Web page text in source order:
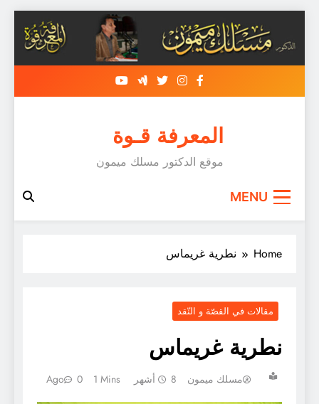
content
المعرفة قـوة
موقع الدكتور مسلك ميمون
MENU
Home نطرية غريماس
مقالات في القصّة و النّقد
نطرية غريماس
مسلك ميمون 8 أشهر Ago 0 1 Mins